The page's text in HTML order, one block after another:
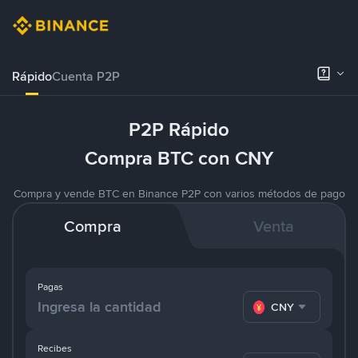
RápidoCuenta P2P
P2P Rápido
Compra BTC con CNY
Compra y vende BTC en Binance P2P con varios métodos de pago
Compra Venta
Pagas
CNY
Recibes